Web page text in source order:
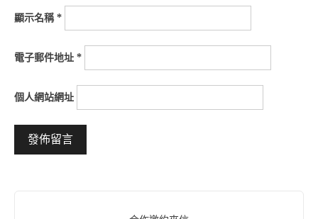
顯示名稱*
電子郵件地址 *
個人網站網址